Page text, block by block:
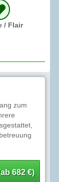
/ Flair
zum
682 €)